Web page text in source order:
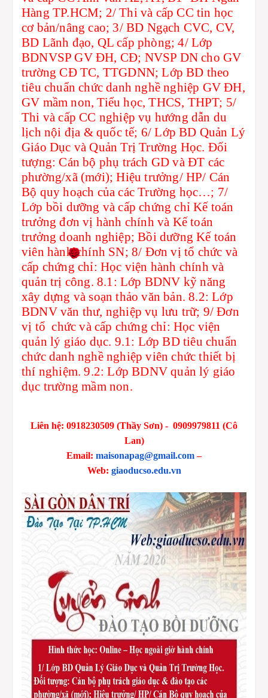
Hàng TP.HCM; 2/ Thi và cấp CC tin học
cơ bản/nâng cao; 3/ BD Ngạch CVC, CV,
BD Lãnh đạo, QL cấp phòng; 4/ Lớp
BDNVSP GV ĐH, CĐ; NVSP DN cho GV
trường CĐ TC, TTGDNN; Lớp BD theo
tiêu chuẩn chức danh nghề nghiệp GV ĐH,
GV mầm non, Tiểu học, THCS, THPT; 5/
Thi và cấp CC nghiệp vụ hướng dẫn du
lịch nội địa & quốc tế; 6/ Lớp BD Quản Lý
Giáo Dục và Quản Trị Trường Học. Đối
tượng: Cán bộ phụ trách GD và ĐT các
phường/xã (mới); Hiệu trưởng/ HP/ Cán
Bộ quy hoạch của các Trường học…; 7/
Lớp bồi dưỡng và cấp chứng chỉ Kế toán
trưởng đơn vị hành chính và Kế toán
trưởng doanh nghiệp; Bồi dưỡng Kế toán
viên hành chính SN; 8/ Đơn vị tổ chức và
cấp chứng chỉ: Học viện hành chính và
quản trị công. 8.1: Lớp BDNV kỹ năng
xây dựng và soạn thảo văn bản. 8.2: Lớp
BDNV văn thư, nghiệp vụ lưu trữ; 9/ Đơn
vị tổ chức và cấp chứng chỉ: Học viện
quản lý giáo dục. 9.1: Lớp BD tiêu chuẩn
chức danh nghề nghiệp viên chức thiết bị
thí nghiệm. 9.2: Lớp BDNV quản lý giáo
dục trường mầm non.
Liên hệ: 0918230509 (Thầy Sơn) - 0909979811 (Cô
Lan)
Email: maisonapag@gmail.com–
Web: giaoducso.edu.vn